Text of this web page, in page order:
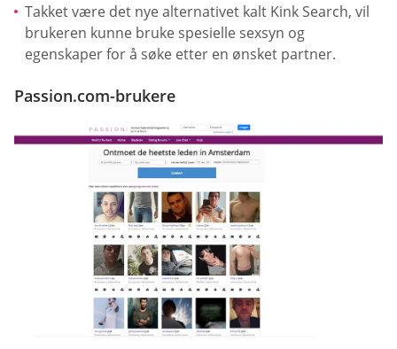
Takket være det nye alternativet kalt Kink Search, vil
brukeren kunne bruke spesielle sexsyn og
egenskaper for å søke etter en ønsket partner.
Passion.com-brukere